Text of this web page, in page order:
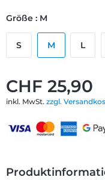
CHF 25,90
inkl. MwSt. zzgl.
Größe : M
S M L